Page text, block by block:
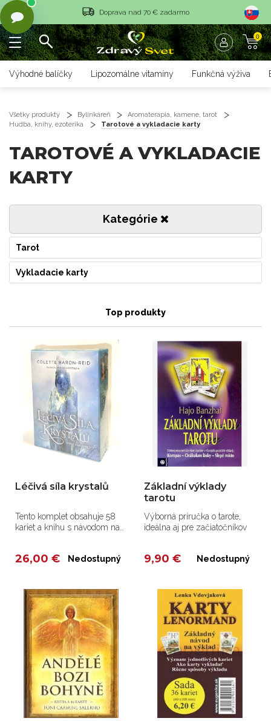
Vrátenie tovaru do 14 dní
Rýchle dodanie <36 hod
Rýchle dodanie <36 hod
0
Výhodné balíčky Lipozomálne vitamíny Funkčná výživa
Všetky produkty Bylinkáreň
Aromaterapia, kamene, tarot
Hudba, knihy, ezoterika
Tarotové a vykladacie karty
TAROTOVÉ A VYKLADACIE
KARTY
Kategórie
Tarot
Vykladacie karty
Top produkty
Léčivá síla krystalů
Tento komplet obsahuje 58
kariet a knihu s návodom na
26,00 € Nedostupný
Základní výklady
tarotu
Výborná príručka o tarote,
ideálna aj pre začiatočníkov
9,90 € Nedostupný